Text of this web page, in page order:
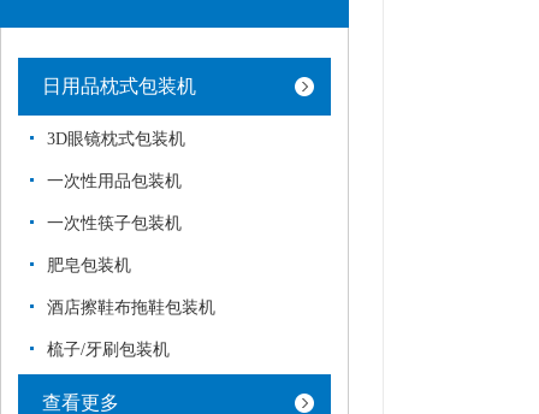
日用品枕式包装机
3D眼镜枕式包装机
一次性用品包装机
一次性筷子包装机
肥皂包装机
酒店擦鞋布拖鞋包装机
梳子/牙刷包装机
查看更多